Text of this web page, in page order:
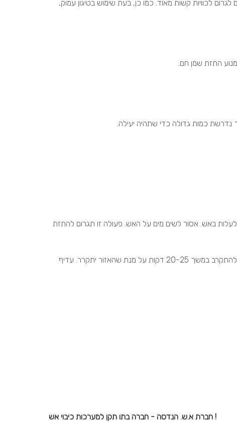
לכוויות קשות מאוד. כמו כן, בעת שימוש בטיגון עמוק,
התזת שמן חם.
כמות גדולה כדי שתהיה יעילה.
באש. אסור לשים מים על האש. פעולה זו תגרום להתזת
דרך הפעולה הרצוי הוא כיסוי האש עם מכסה. פעולה זו תחנוק את האש, יש להקפיד לכבות את המבער או מקור הגז, ולאחר מכן לא להתקרב במשך 20-25 דקות על מנת שהאזור יתקרר. עדיף
חברת א.ש. הנדסה - חברה בתו תקן למערכות כיבוי אש !